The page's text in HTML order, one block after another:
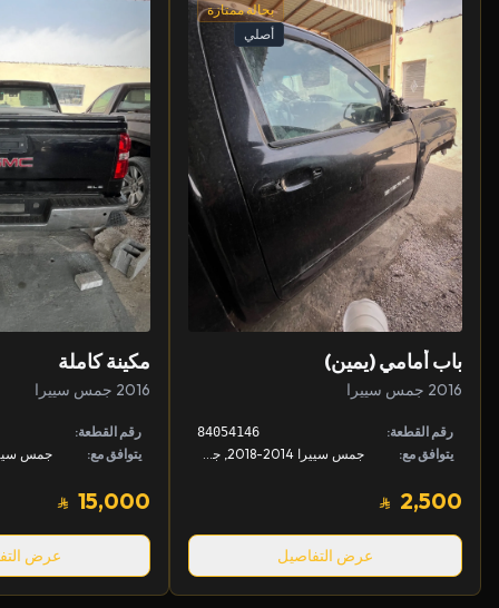
بحالة ممتازة
أصلي
باب أمامي (يمين)
2016 جمس سييرا
رقم القطعة: 84054146
يتوافق مع:
2,500
عرض التفاصيل
مكينة كاملة
2016 جمس سييرا
رقم القطعة:
يتوافق مع:
15,000
عرض